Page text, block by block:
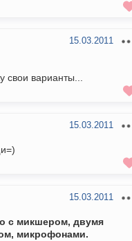
15.03.2011
свои варианты...
15.03.2011
15.03.2011
с микшером, двумя
микрофонами.